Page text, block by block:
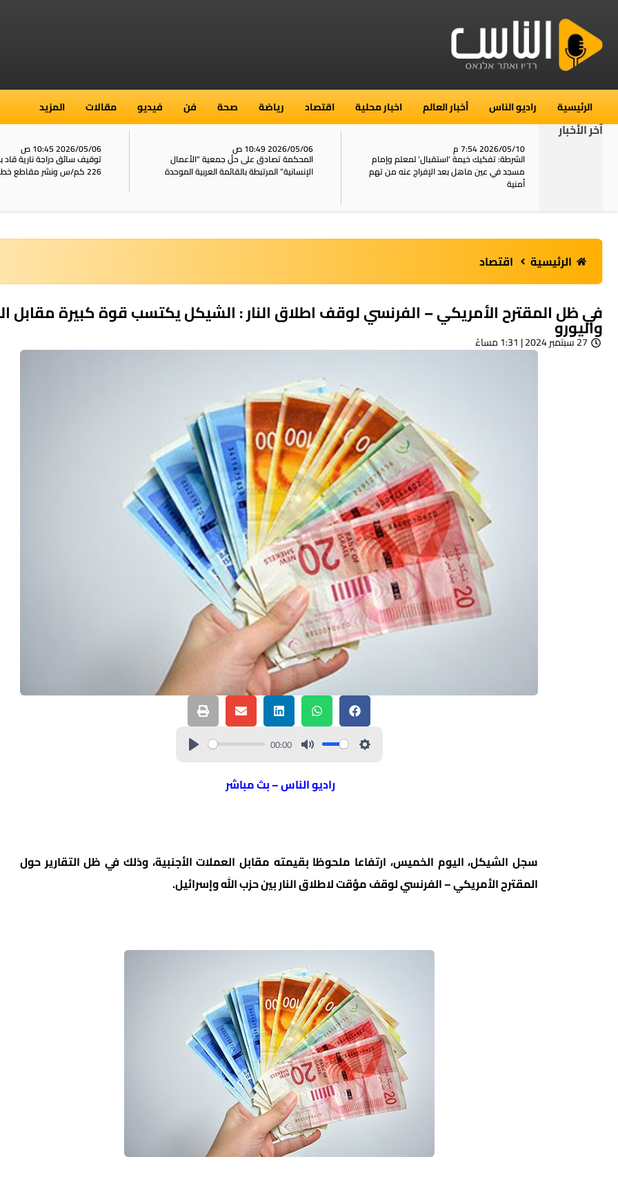
الرئيسية راديو الناس أخبار العالم اخبار محلية اقتصاد رياضة صحة فن فيديو مقالات المزيد
آخر الأخبار
2026/05/10 7:54 م
الشرطة: تفكيك خيمة ‘استقبال‘ لمعلم وإمام
مسجد في عين ماهل بعد الإفراج عنه من تهم
أمنية
2026/05/06 10:49 ص
المحكمة تصادق على حلّ جمعية “الأعمال
الإنسانية” المرتبطة بالقائمة العربية الموحدة
2026/05/06 10:45 ص
توقيف سائق دراجة نارية
226 كم/س ونشر مقاطع خطيرة على الشبكات
الرئيسية اقتصاد
في ظل المقترح الأمريكي – الفرنسي لوقف اطلاق النار : الشيكل يكتسب قوة كبيرة مقابل
واليورو
27 سبتمبر 2024 | 1:31 مساءً
00:00
راديو الناس – بث مباشر
سجل الشيكل، اليوم الخميس، ارتفاعا ملحوظا بقيمته مقابل العملات الأجنبية، وذلك في ظل التقارير حول
المقترح الأمريكي – الفرنسي لوقف مؤقت لاطلاق النار بين حزب الله وإسرائيل.